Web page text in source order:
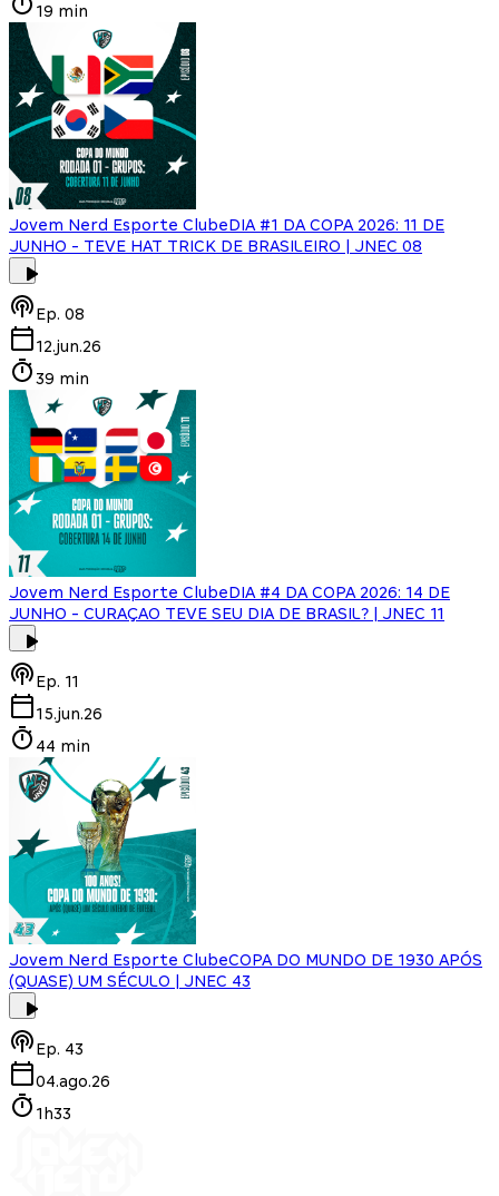
19 min
Jovem Nerd Esporte ClubeDIA #1 DA COPA 2026: 11 DE
JUNHO - TEVE HAT TRICK DE BRASILEIRO | JNEC 08
Ep. 08
12.jun.26
39 min
Jovem Nerd Esporte ClubeDIA #4 DA COPA 2026: 14 DE
JUNHO - CURAÇAO TEVE SEU DIA DE BRASIL? | JNEC 11
Ep. 11
15.jun.26
44 min
Jovem Nerd Esporte ClubeCOPA DO MUNDO DE 1930 APÓS
(QUASE) UM SÉCULO | JNEC 43
Ep. 43
04.ago.26
1h33